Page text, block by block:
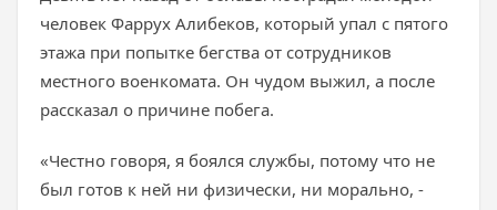
человек Фаррух Алибеков, который упал с пятого
этажа при попытке бегства от сотрудников
местного военкомата. Он чудом выжил, а после
рассказал о причине побега.
«Честно говоря, я боялся службы, потому что не
был готов к ней ни физически, ни морально, -